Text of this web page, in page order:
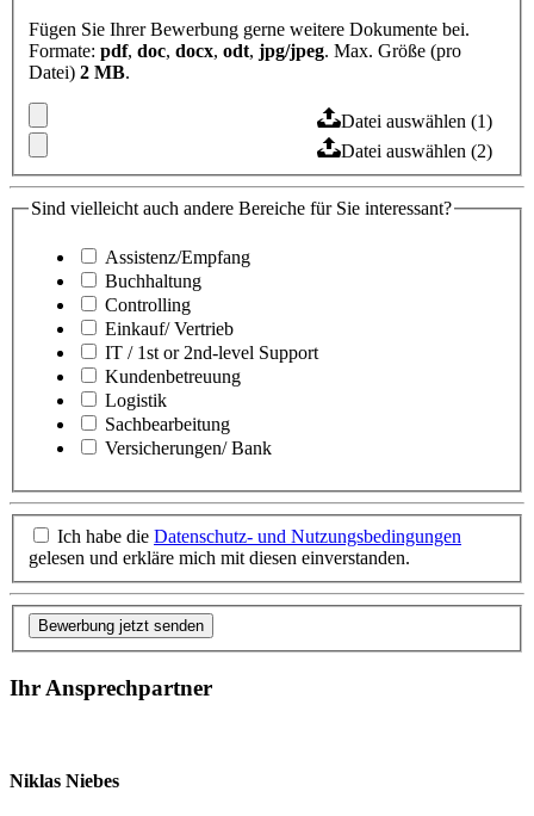
Fügen Sie Ihrer Bewerbung gerne weitere Dokumente bei.
Formate: pdf, doc, docx, odt, jpg/jpeg. Max. Größe (pro
Datei) 2 MB.
Datei auswählen (1)
Datei auswählen (2)
Sind vielleicht auch andere Bereiche für Sie interessant?
Assistenz/Empfang
Buchhaltung
Controlling
Einkauf/ Vertrieb
IT / 1st or 2nd-level Support
Kundenbetreuung
Logistik
Sachbearbeitung
Versicherungen/ Bank
Ich habe die Datenschutz- und Nutzungsbedingungen
gelesen und erkläre mich mit diesen einverstanden.
Bewerbung jetzt senden
Ihr Ansprechpartner
Niklas Niebes